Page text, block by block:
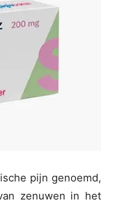
pijn genoemd,
zenuwen in het